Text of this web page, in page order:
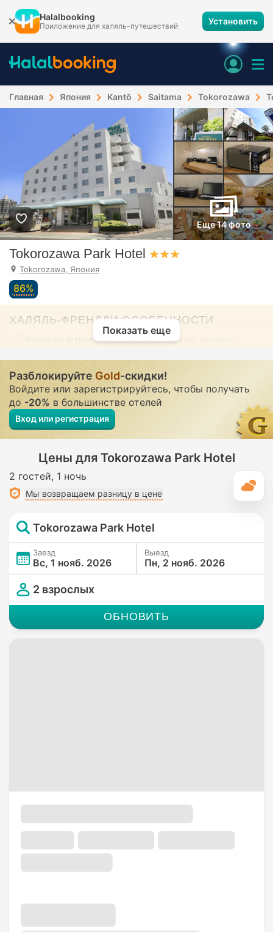
Halalbooking
Приложение для халяль-путешествий Установить
Главная Япония Kantō Saitama Tokorozawa
Еще 14 фото
Tokorozawa Park Hotel
Tokorozawa, Япония
86%
ХАЛЯЛЬ-ФРЕНДЛИ ОСОБЕННОСТИ
Унитаз со встроенной форсункой • Во всех номерах
Показать еще
Разблокируйте Gold-скидки!
Войдите или зарегистрируйтесь, чтобы получать
до -20% в большинстве отелей
Вход или регистрация
Цены для Tokorozawa Park Hotel
2 гостей 1 ночь
Мы возвращаем разницу в цене
Tokorozawa Park Hotel
Заезд
Вс, 1 нояб. 2026
Выезд
Пн, 2 нояб. 2026
2 взрослых
ОБНОВИТЬ